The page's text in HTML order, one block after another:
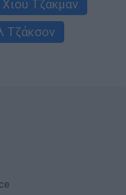
Χιού Τζάκμαν
Τζάκσον